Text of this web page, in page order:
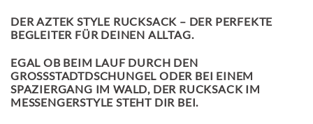
DERAZTEK STYLE RUCKSACK – DER PERFEKTE
BEGLEITER FÜR DEINEN ALLTAG.
EGAL OB BEIM LAUF DURCH DEN
GROSSSTADTDSCHUNGEL ODER BEI EINEM S
PAZIERGANG IM WALD, DER RUCKSACK IM M
ESSENGERSTYLE STEHT DIR BEI.